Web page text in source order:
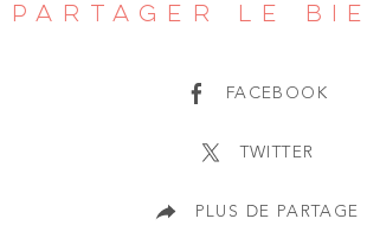
PARTAGER LE
FACEBOOK
TWITTER
PLUS DE PARTAGE